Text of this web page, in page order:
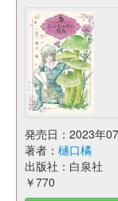
発売日：2023年
著者： 樋口橘
出版社：白泉社
￥770